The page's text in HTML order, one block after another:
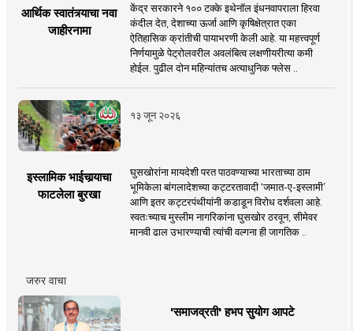
आर्थिक स्वातंत्र्याचा नवा
जाहीरनामा
केंद्र सरकारने १०० टक्के इथेनॉल इंधनवापराला हिरवा
कंदील देत, देशाच्या ऊर्जा आणि कृषिक्षेत्रात एका
ऐतिहासिक क्रांतीची पायाभरणी केली आहे. या महत्त्वपूर्ण
निर्णयामुळे पेट्रोलवरील अवलंबित्व लक्षणीयरीत्या कमी
होईल. पुढील दोन महिन्यांतच अत्याधुनिक फ्लेस ..
१३ जून २०२६
इस्लामिक भाईचार्‍याचा
फाटलेला बुरखा
घुसखोरांना मायदेशी परत पाठवण्याच्या भारताच्या ठाम
भूमिकेला बांगलादेशच्या कट्टरतावादी ‘जमात-ए-इस्लामी’
आणि इतर कट्टरपंथीयांनी कडाडून विरोध दर्शवला आहे.
स्वतःच्याच मुस्लीम नागरिकांना घुसखोर ठरवून, सीमेवर
मानवी ढाल उभारण्याची त्यांची वल्गना ही जागतिक ..
जरुर वाचा
'समाजव्रती' हभप सुयोग आपटे